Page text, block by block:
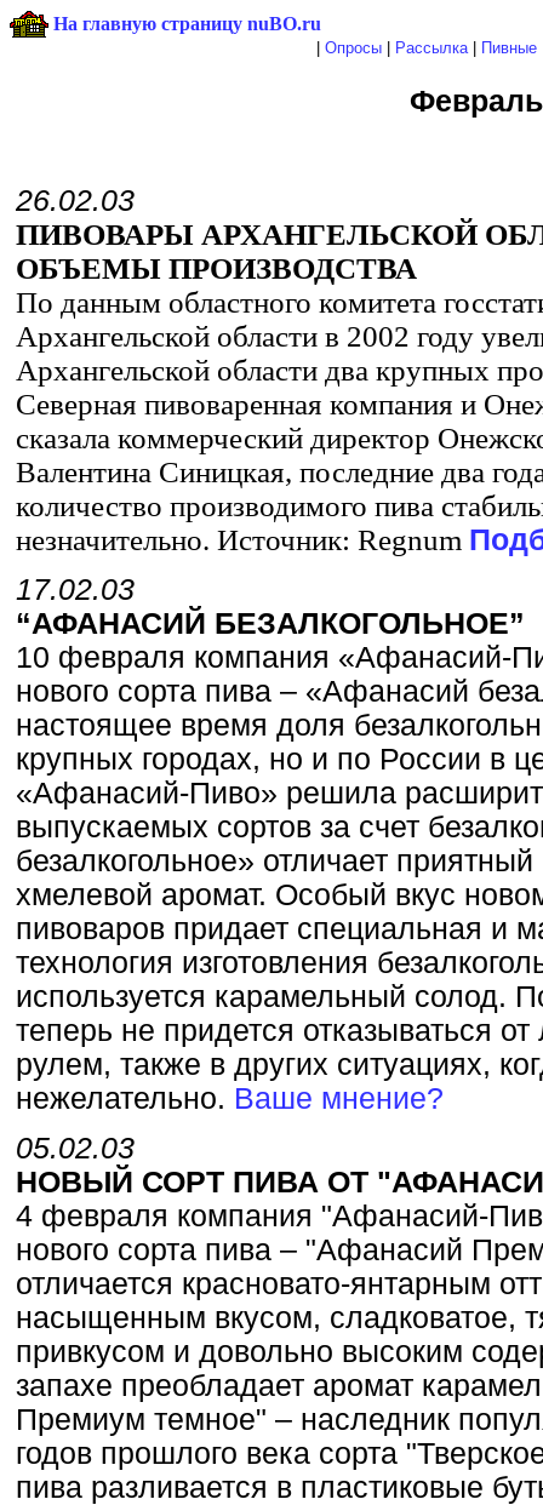
На главную страницу nuBO.ru
Опросы| Рассылка| Пивные
Февраль
26.02.03
ПИВОВАРЫ АРХАНГЕЛЬСКОЙ
ОБЪЕМЫ ПРОИЗВОДСТВА
По данным областного комитета
Архангельской области в 2002 году
Архангельской области два крупных
Северная пивоваренная компания и
сказала коммерческий директор
Валентина Синицкая, последние два
количество производимого пива
незначительно. Источник: Regnum
17.02.03
“АФАНАСИЙ БЕЗАЛКОГОЛЬНОЕ”
10 февраля компания «Афанасий-
нового сорта пива – «Афанасий
настоящее время доля
крупных городах, но и по России в
«Афанасий-Пиво» решила
выпускаемых сортов за счет
безалкогольное» отличает
хмелевой аромат. Особый вкус
пивоваров придает специальная и
технология изготовления
используется карамельный солод.
теперь не придется отказываться
рулем, также в других ситуациях,
нежелательно. Ваше мнение?
05.02.03
НОВЫЙ СОРТ ПИВА ОТ
4 февраля компания "Афанасий-
нового сорта пива – "Афанасий
отличается красновато-янтарным
насыщенным вкусом, сладковатое,
привкусом и довольно высоким
запахе преобладает аромат
Премиум темное" – наследник
годов прошлого века сорта
пива разливается в пластиковые